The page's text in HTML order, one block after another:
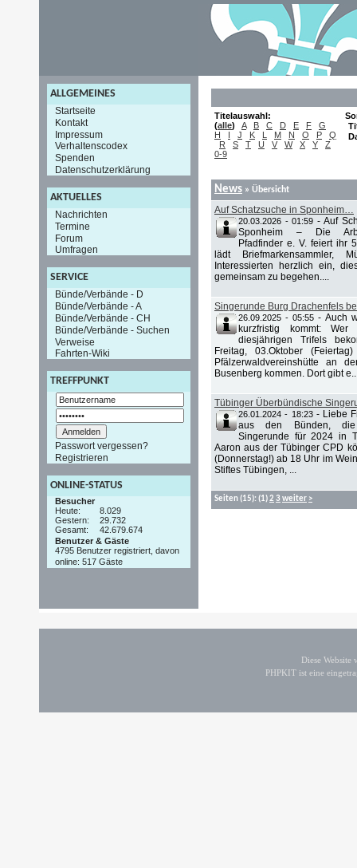
ALLGEMEINES
Startseite
Kontakt
Impressum
Verhaltenscodex
Spenden
Datenschutzerklärung
AKTUELLES
Nachrichten
Termine
Forum
Umfragen
SERVICE
Bünde/Verbände - D
Bünde/Verbände - A
Bünde/Verbände - CH
Bünde/Verbände - Suchen
Verweise
Fahrten-Wiki
TREFFPUNKT
Passwort vergessen?
Registrieren
ONLINE-STATUS
Besucher
Heute:
8.029
Gestern:
29.732
Gesamt:
42.679.674
Benutzer & Gäste
4795 Benutzer registriert, davon
online: 517 Gäste
Titelauswahl:
(alle) A B C D E F
G
H
I J K L M N O P
Q
R
S T U V W X Y
Z
0-9
News » Übersicht
Auf Schatzsuche in Sponheim…
20.03.2026 - 01:59 - Auf
Sponheim – Die
Pfadfinder e. V. feiert ihr
lädt Briefmarkensammler,
Interessierten herzlich ein,
gemeinsam zu begehen....
Singerunde Burg Drachenfels
26.09.2025 - 05:55 - Auch
kurzfristig kommt:
diesjährigen Trifels
Freitag, 03.Oktober
Pfälzerwaldvereinshütte an
Busenberg kommen. Dort gibt
Tübinger Überbündische
26.01.2024 - 18:23- Liebe
aus den Bünden, die
Singerunde für 2024 in
Aaron aus der Tübinger CPD
(Donnerstag!) ab 18 Uhr im
Stiftes Tübingen, ...
Seiten(15): (1)2 3 weiter >
Diese
PHPKIT ist eine